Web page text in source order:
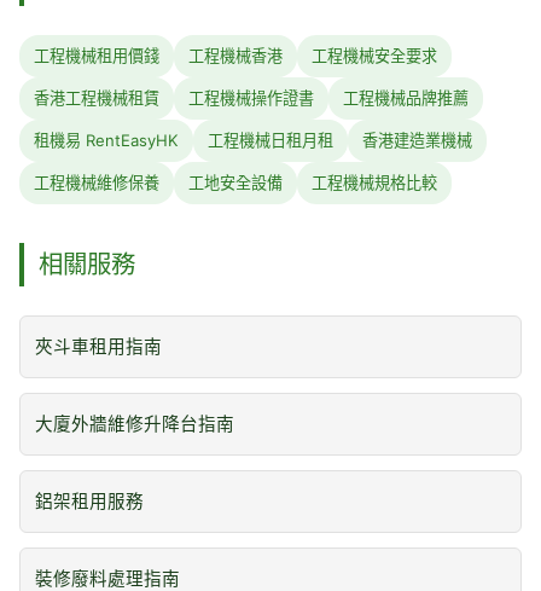
工程機械租用價錢 工程機械香港 工程機械安全要求
香港工程機械租賃 工程機械操作證書 工程機械品牌推薦
租機易 RentEasyHK 工程機械日租月租 香港建造業機械
工程機械維修保養 工地安全設備 工程機械規格比較
相關服務
夾斗車租用指南
大廈外牆維修升降台指南
鋁架租用服務
裝修廢料處理指南